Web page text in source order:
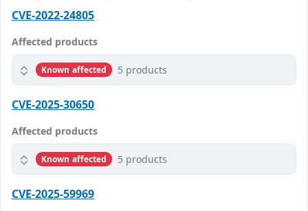
CVE-2022-24805
Affected products
Known affected 5 products
CVE-2025-30650
Affected products
Known affected 5 products
CVE-2025-59969